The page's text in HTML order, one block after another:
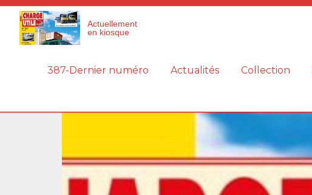
Actuellement
en kiosque
387-Dernier numéro Actualités Collection
Panneau de gestion des cookies